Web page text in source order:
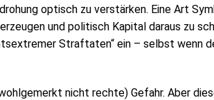
optisch zu verstärken. Eine Art
und politisch Kapital daraus zu
Straftaten“ ein – selbst wenn
nicht rechte) Gefahr. Aber